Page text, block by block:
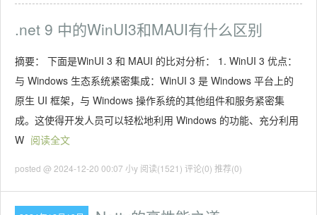
.net 9 中的WinUI3和MAUI有什么区别
摘要： 下面是WinUI 3 和 MAUI 的比对分析： 1. WinUI 3 优点：
与 Windows 生态系统紧密集成：WinUI 3 是 Windows 平台上的
原生 UI 框架，与 Windows 操作系统的其他组件和服务紧密集
成。这使得开发人员可以轻松地利用 Windows 的功能、充分利用
W 阅读全文
posted @ 2024-12-20 00:07 小y 阅读(1521) 评论(0) 推荐(0)